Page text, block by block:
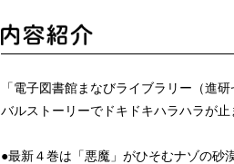
「電子図書館まなびライブラリー（
バルストーリーでドキドキハラハラが止
●最新４巻は「悪魔」がひそむナゾの